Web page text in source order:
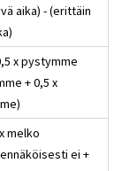
aika) - (erittäin
x pystymme
+ 0,5 x
melko
ei +